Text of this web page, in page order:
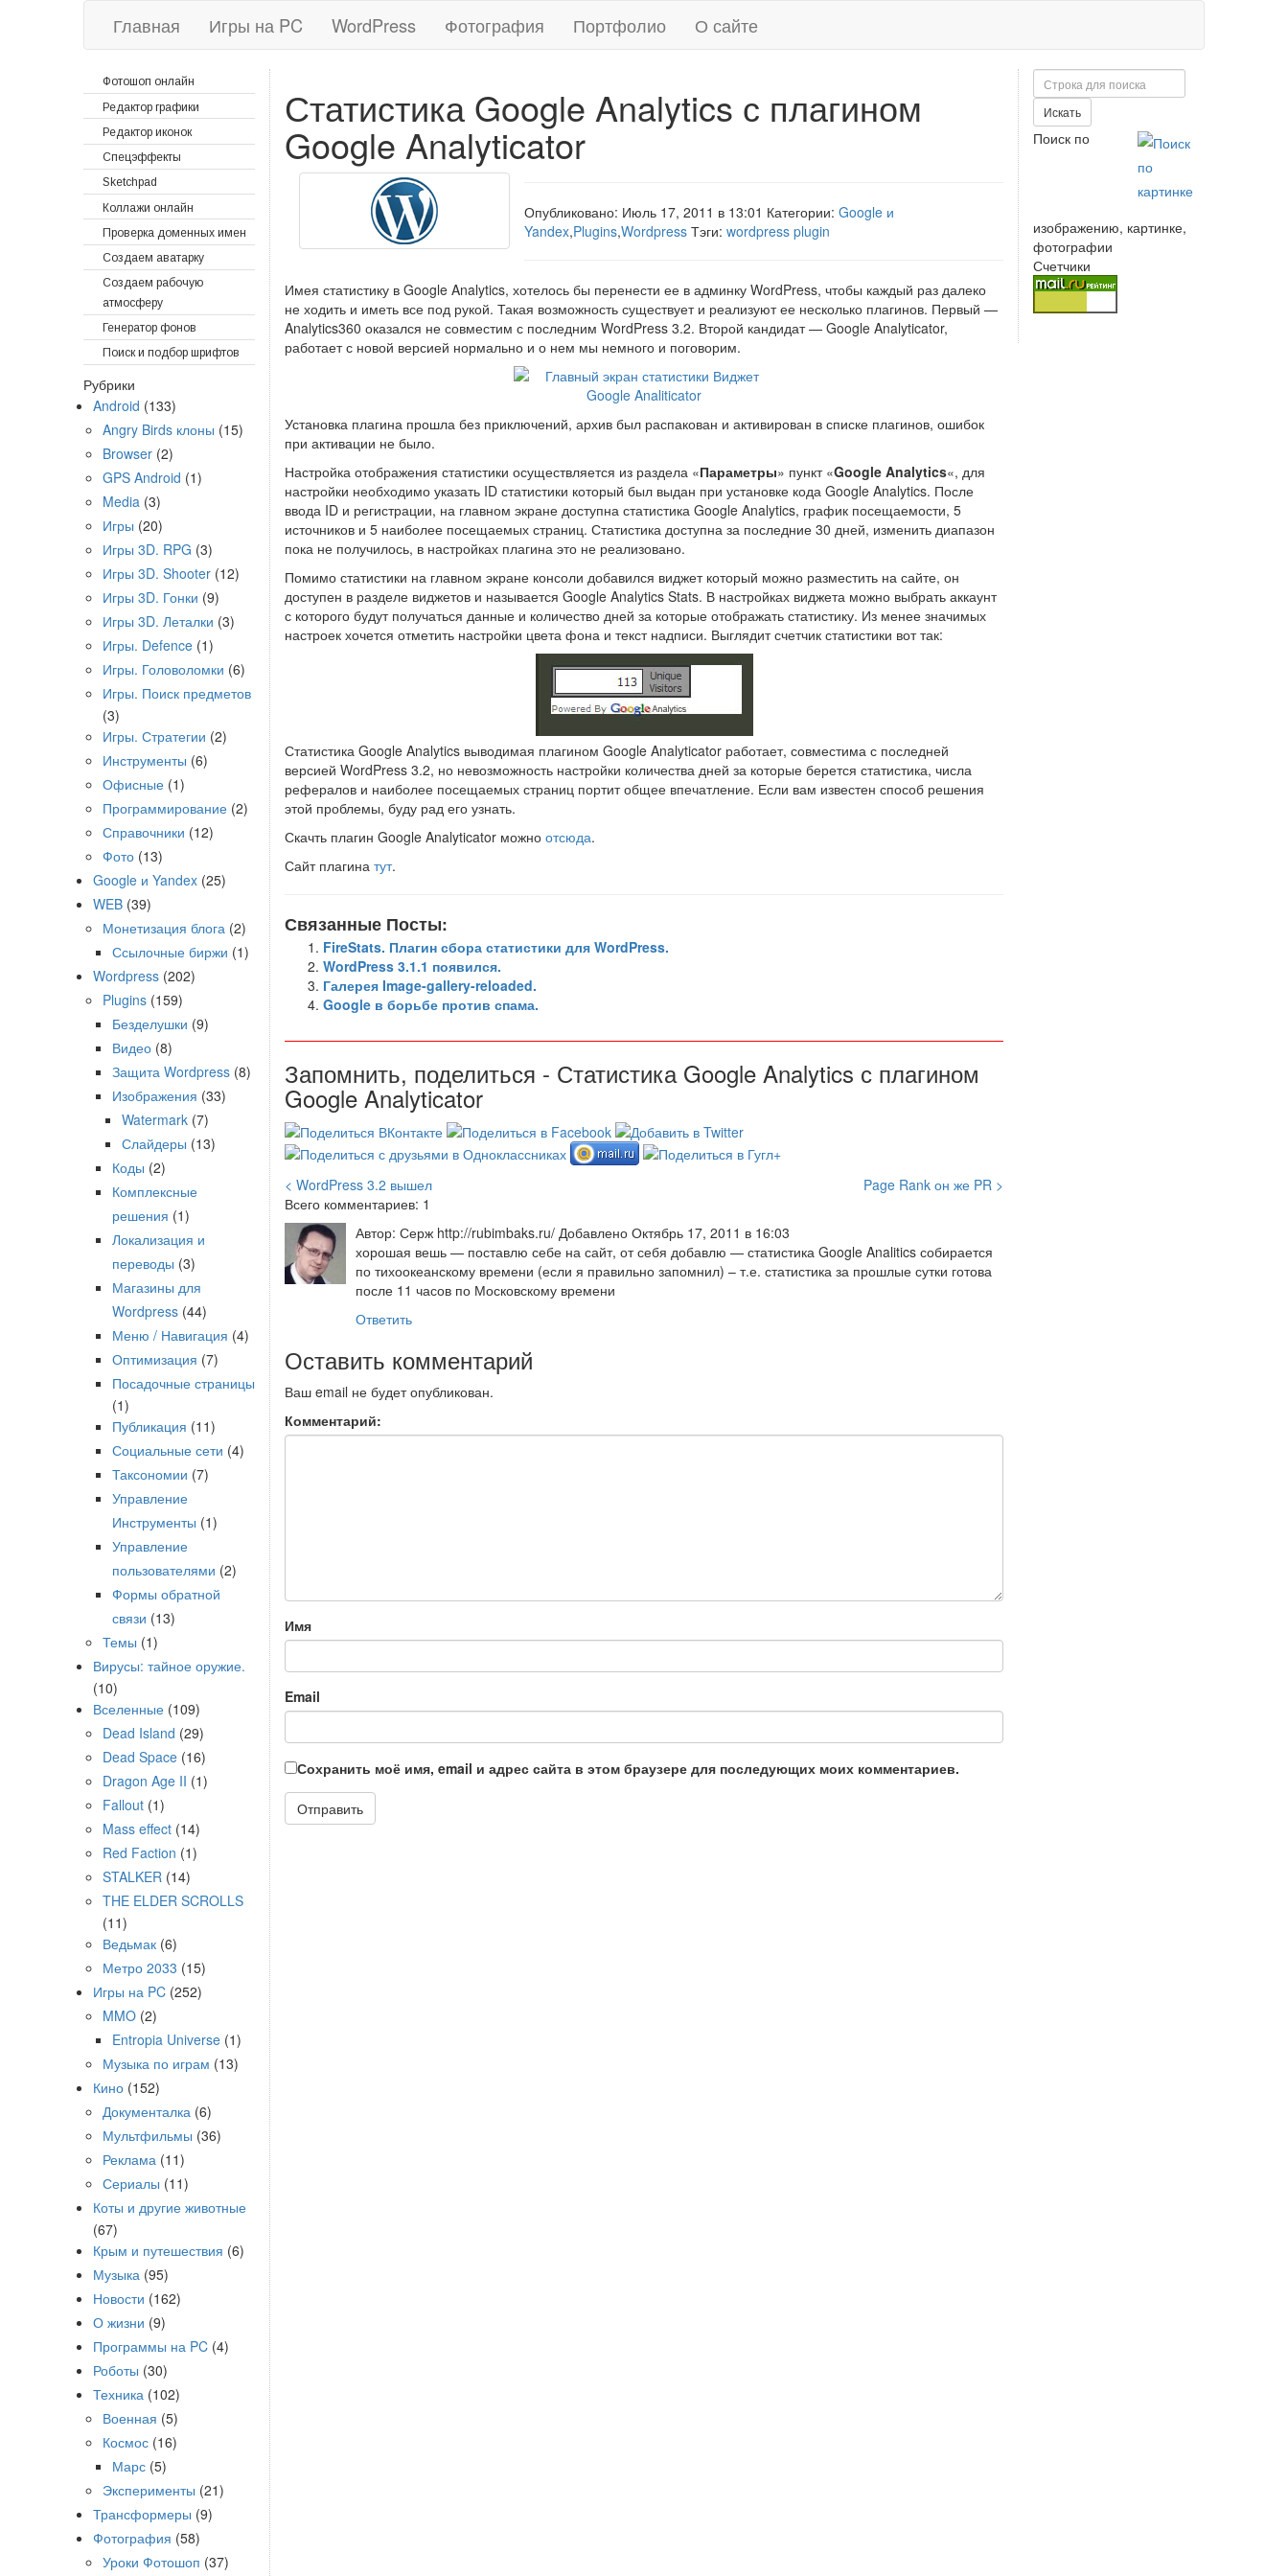
Главная Игры на PC WordPress Фотография Портфолио О сайте
Статистика Google Analytics с плагином
Google Analyticator
Опубликовано: Июль 17, 2011 в 13:01 Категории: Google и
Yandex,Plugins,Wordpress Тэги: wordpress plugin
Имея статистику в Google Analytics, хотелось бы перенести ее в админку WordPress, чтобы каждый раз далеко
не ходить и иметь все под рукой. Такая возможность существует и реализуют ее несколько плагинов. Первый —
Analytics360 оказался не совместим с последним WordPress 3.2. Второй кандидат — Google Analyticator,
работает с новой версией нормально и о нем мы немного и поговорим.
Установка плагина прошла без приключений, архив был распакован и активирован в списке плагинов, ошибок
при активации не было.
Настройка отображения статистики осуществляется из раздела «Параметры» пункт «Google Analytics«, для
настройки необходимо указать ID статистики который был выдан при установке кода Google Analytics. После
ввода ID и регистрации, на главном экране доступна статистика Google Analytics, график посещаемости, 5
источников и 5 наиболее посещаемых страниц. Статистика доступна за последние 30 дней, изменить диапазон
пока не получилось, в настройках плагина это не реализовано.
Помимо статистики на главном экране консоли добавился виджет который можно разместить на сайте, он
доступен в разделе виджетов и называется Google Analytics Stats. В настройках виджета можно выбрать аккаунт
с которого будут получаться данные и количество дней за которые отображать статистику. Из менее значимых
настроек хочется отметить настройки цвета фона и текст надписи. Выглядит счетчик статистики вот так:
Статистика Google Analytics выводимая плагином Google Analyticator работает, совместима с последней
версией WordPress 3.2, но невозможность настройки количества дней за которые берется статистика, числа
рефералов и наиболее посещаемых страниц портит общее впечатление. Если вам известен способ решения
этой проблемы, буду рад его узнать.
Скачть плагин Google Analyticator можно отсюда.
Сайт плагина тут.
Связанные Посты:
FireStats. Плагин сбора статистики для WordPress.
WordPress 3.1.1 появился.
Галерея Image-gallery-reloaded.
Google в борьбе против спама.
Запомнить, поделиться - Статистика Google Analytics с плагином
Google Analyticator
< WordPress 3.2 вышел
Page Rank он же PR >
Всего комментариев: 1
Автор: Серж http://rubimbaks.ru/ Добавлено Октябрь 17, 2011 в 16:03
хорошая вешь — поставлю себе на сайт, от себя добавлю — статистика Google Analitics собирается
по тихоокеанскому времени (если я правильно запомнил) – т.е. статистика за прошлые сутки готова
после 11 часов по Московскому времени
Ответить
Оставить комментарий
Ваш email не будет опубликован.
Комментарий:
Имя
Email
Сохранить моё имя, email и адрес сайта в этом браузере для последующих моих комментариев.
Фотошоп онлайн
Редактор графики
Редактор иконок
Спецэффекты
Sketchpad
Коллажи онлайн
Проверка доменных имен
Создаем аватарку
Создаем рабочую
атмосферу
Генератор фонов
Поиск и подбор шрифтов
Рубрики
Android (133)
Angry Birds клоны (15)
Browser (2)
GPS Android (1)
Media (3)
Игры (20)
Игры 3D. RPG (3)
Игры 3D. Shooter (12)
Игры 3D. Гонки (9)
Игры 3D. Леталки (3)
Игры. Defence (1)
Игры. Головоломки (6)
Игры. Поиск предметов
(3)
Игры. Стратегии (2)
Инструменты (6)
Офисные (1)
Программирование (2)
Справочники (12)
Фото (13)
Google и Yandex (25)
WEB (39)
Монетизация блога (2)
Ссылочные биржи (1)
Wordpress (202)
Plugins (159)
Безделушки (9)
Видео (8)
Защита Wordpress (8)
Изображения (33)
Watermark (7)
Слайдеры (13)
Коды (2)
Комплексные
решения (1)
Локализация и
переводы (3)
Магазины для
Wordpress (44)
Меню / Навигация (4)
Оптимизация (7)
Посадочные страницы
(1)
Публикация (11)
Социальные сети (4)
Таксономии (7)
Управление
Инструменты (1)
Управление
пользователями (2)
Формы обратной
связи (13)
Темы (1)
Вирусы: тайное оружие.
(10)
Вселенные (109)
Dead Island (29)
Dead Space (16)
Dragon Age II (1)
Fallout (1)
Mass effect (14)
Red Faction (1)
STALKER (14)
THE ELDER SCROLLS
(11)
Ведьмак (6)
Метро 2033 (15)
Игры на PC (252)
MMO (2)
Entropia Universe (1)
Музыка по играм (13)
Кино (152)
Документалка (6)
Мультфильмы (36)
Реклама (11)
Сериалы (11)
Коты и другие животные
(67)
Крым и путешествия (6)
Музыка (95)
Новости (162)
О жизни (9)
Программы на PC (4)
Роботы (30)
Техника (102)
Военная (5)
Космос (16)
Марс (5)
Эксперименты (21)
Трансформеры (9)
Фотография (58)
Уроки Фотошоп (37)
Поиск
Искать
Поиск по
изображению, картинке,
фотографии
Счетчики